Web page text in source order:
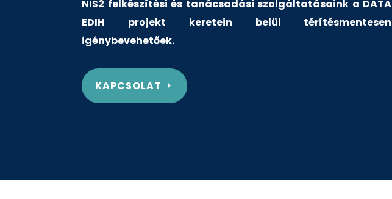
NIS2 felkészítési és tanácsadási szolgáltatásaink a DATA
EDIH projekt keretein belül térítésmentesen
igénybevehetőek.
KAPCSOLAT